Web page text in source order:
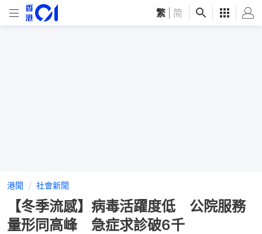
繁 简
港聞 社會新聞
【冬季流感】病毒活躍度低 公院服務
量形同高峰 急症求診破6千